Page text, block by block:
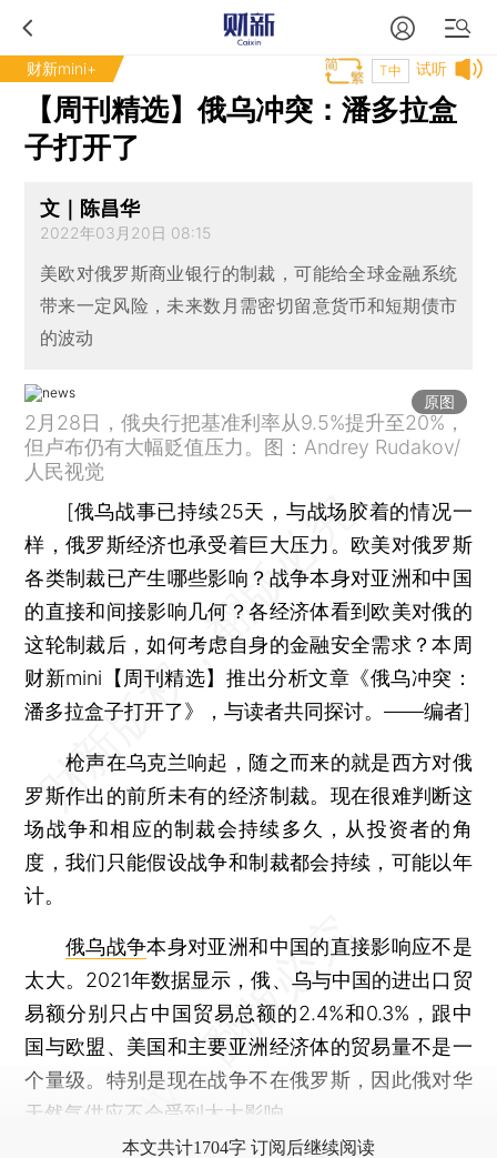
财新mini+ 试听
T中
【周刊精选】俄乌冲突：潘多拉盒
子打开了
文｜陈昌华
2022年03月20日 08:15
美欧对俄罗斯商业银行的制裁，可能给全球金融系统
带来一定风险，未来数月需密切留意货币和短期债市
的波动
原图
2月28日，俄央行把基准利率从9.5%提升至20%，
但卢布仍有大幅贬值压力。图：Andrey Rudakov/
人民视觉
[俄乌战事已持续25天，与战场胶着的情况一
样，俄罗斯经济也承受着巨大压力。欧美对俄罗斯
各类制裁已产生哪些影响？战争本身对亚洲和中国
的直接和间接影响几何？各经济体看到欧美对俄的
这轮制裁后，如何考虑自身的金融安全需求？本周
财新mini【周刊精选】推出分析文章《俄乌冲突：
潘多拉盒子打开了》，与读者共同探讨。——编者]
枪声在乌克兰响起，随之而来的就是西方对俄
罗斯作出的前所未有的经济制裁。现在很难判断这
场战争和相应的制裁会持续多久，从投资者的角
度，我们只能假设战争和制裁都会持续，可能以年
计。
俄乌战争本身对亚洲和中国的直接影响应不是
太大。2021年数据显示，俄、乌与中国的进出口贸
易额分别只占中国贸易总额的2.4%和0.3%，跟中
国与欧盟、美国和主要亚洲经济体的贸易量不是一
个量级。特别是现在战争不在俄罗斯，因此俄对华
天然气供应不会受到太大影响。
本文共计1704字 订阅后继续阅读